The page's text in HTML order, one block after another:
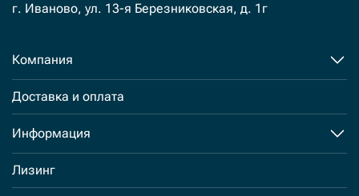
г. Иваново, ул. 13-я Березниковская, д. 1г
Компания
Доставка и оплата
Информация
Лизинг